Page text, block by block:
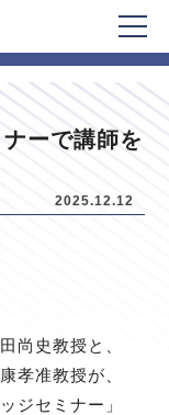
ーで講師を
2025.12.12
尚史教授と、
孝准教授が、
ジセミナー」